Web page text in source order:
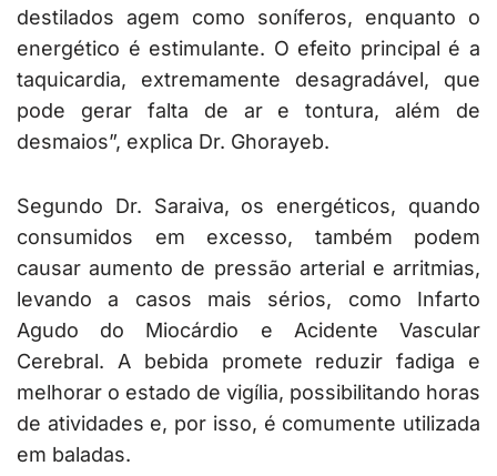
destilados agem como soníferos, enquanto o
energético é estimulante. O efeito principal é a
taquicardia, extremamente desagradável, que
pode gerar falta de ar e tontura, além de
desmaios”, explica Dr. Ghorayeb.
Segundo Dr. Saraiva, os energéticos, quando
consumidos em excesso, também podem
causar aumento de pressão arterial e arritmias,
levando a casos mais sérios, como Infarto
Agudo do Miocárdio e Acidente Vascular
Cerebral. A bebida promete reduzir fadiga e
melhorar o estado de vigília, possibilitando horas
de atividades e, por isso, é comumente utilizada
em baladas.